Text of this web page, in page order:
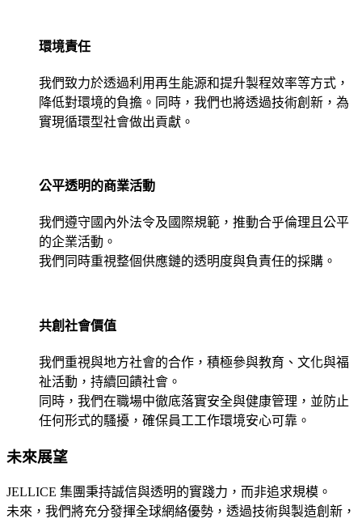
環境責任
我們致力於透過利用再生能源和提升製程效率等方式，
降低對環境的負擔。同時，我們也將透過技術創新，為
實現循環型社會做出貢獻。
公平透明的商業活動
我們遵守國內外法令及國際規範，推動合乎倫理且公平
的企業活動。
我們同時重視整個供應鏈的透明度與負責任的採購。
共創社會價值
我們重視與地方社會的合作，積極參與教育、文化與福
祉活動，持續回饋社會。
同時，我們在職場中徹底落實安全與健康管理，並防止
任何形式的騷擾，確保員工工作環境安心可靠。
未來展望
JELLICE 集團秉持誠信與透明的實踐力，而非追求規模。
未來，我們將充分發揮全球網絡優勢，透過技術與製造創新，